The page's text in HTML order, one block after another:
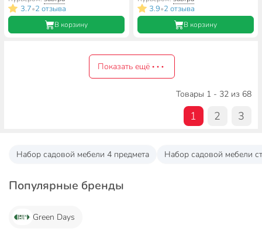
132.5х84.6х91.5 см, IND05-
ЛЮКС
3.7•2 отзыва
В корзину
114х71х72 см, IND01--ЛЮКС
3.9•2 отзыва
В корзину
Показать ещё
Товары 1 - 32 из 68
1 2 3
Набор садовой мебели 4 предмета Набор садовой мебели
Популярные бренды
Green Days